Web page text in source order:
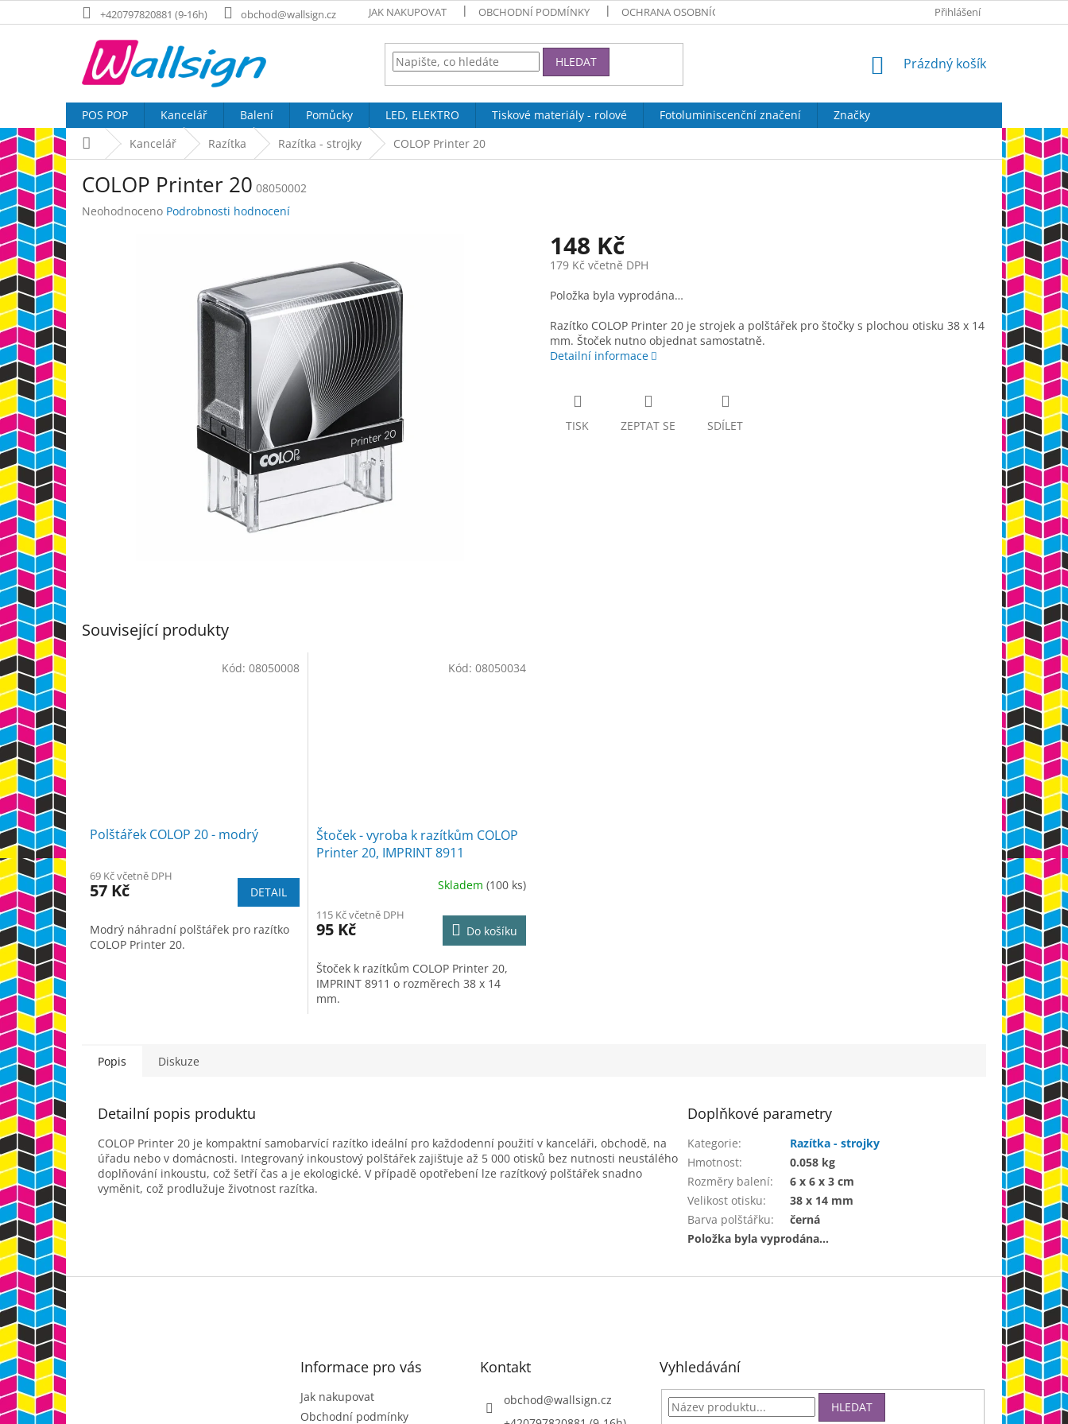
na
+420797820881 (9-16h) obchod@wallsign.cz JAK NAKUPOVAT OBCHODNÍ PODMÍNKY OCHRANA OSOBNÍCH ÚDAJŮ KONTAKTY
Přihlášení
HLEDAT
NÁKUPNÍ
Prázdný košík
POS POP Kancelář Balení Pomůcky LED, ELEKTRO Tiskové materiály - rolové Fotoluminiscenční značení
Značky
Domů Kancelář Razítka Razítka - strojky COLOP Printer 20
COLOP Printer 20 08050002
Průměrné
Neohodnoceno Podrobnosti hodnocení
148 Kč
179 Kč včetně DPH
Měrná
cena:
Položka byla vyprodána…
Razítko COLOP Printer 20 je strojek a polštářek pro štočky s plochou otisku 38 x 14
mm. Štoček nutno objednat samostatně.
Detailní informace
TISK ZEPTAT SE SDÍLET
Související produkty
Polštářek COLOP 20 - modrý
69 Kč včetně DPH
57 Kč DETAIL
Modrý náhradní polštářek pro razítko
COLOP Printer 20.
Kód: 08050008
Štoček - vyroba k razítkům COLOP
Printer 20, IMPRINT 8911
Skladem (100 ks)
115 Kč včetně DPH
95 Kč Do košíku
Štoček k razítkům COLOP Printer 20,
IMPRINT 8911 o rozměrech 38 x 14
mm.
Kód: 08050034
Popis Diskuze
Detailní popis produktu
COLOP Printer 20 je kompaktní samobarvící razítko ideální pro každodenní použití v kanceláři, obchodě, na
úřadu nebo v domácnosti. Integrovaný inkoustový polštářek zajišťuje až 5 000 otisků bez nutnosti neustálého
doplňování inkoustu, což šetří čas a je ekologické. V případě opotřebení lze razítkový polštářek snadno
vyměnit, což prodlužuje životnost razítka.
Doplňkové parametry
Kategorie:
Razítka - strojky
Hmotnost:
0.058 kg
Rozměry balení:
6 x 6 x 3 cm
Velikost otisku:
38 x 14 mm
Barva polštářku:
černá
Položka byla vyprodána…
Z
á
p
a
t
í
Informace pro vás
Jak nakupovat
Obchodní podmínky
Kontakt
obchod@wallsign.cz
Vyhledávání
HLEDAT